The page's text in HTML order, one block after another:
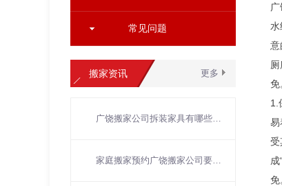
常见问题
更多
搬家资讯
广饶搬家公司拆装家具有哪些技术要求？
家庭搬家预约广饶搬家公司要注意事项
水
意
免
1.
易
受
免